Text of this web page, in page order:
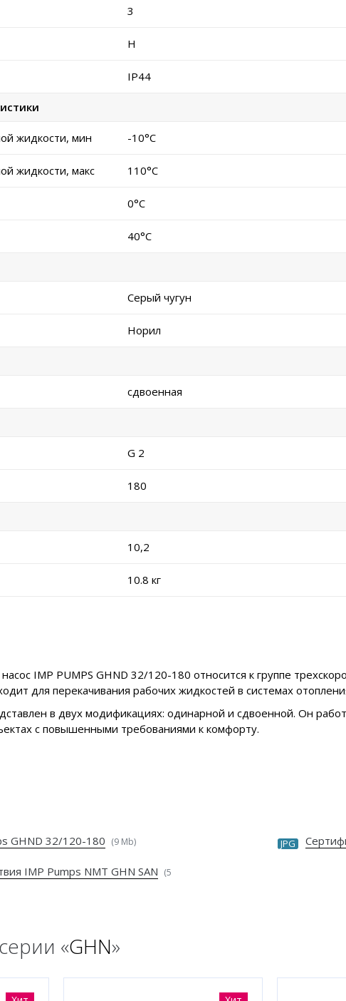
3
H
IP44
жидкости, мин -10°C
жидкости, макс 110°C
0°C
40°C
Серый чугун
Норил
сдвоенная
G 2
180
10,2
10.8 кг
IMP PUMPS GHND 32/120-180 относится к группе
для перекачивания рабочих жидкостей в системах
в двух модификациях: одинарной и сдвоенной. Он
с повышенными требованиями к комфорту.
GHND 32/120-180 (9 Mb) JPG
IMP Pumps NMT GHN SAN (5
«GHN»